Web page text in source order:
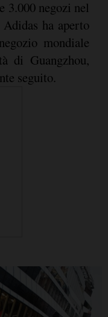
3.000 negozi nel
ha aperto
mondiale
di Guangzhou,
seguito.